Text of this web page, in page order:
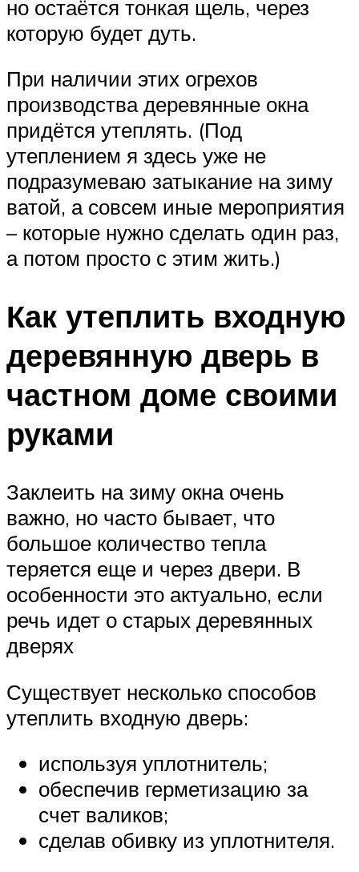
но остаётся тонкая щель, через
которую будет дуть.
При наличии этих огрехов
производства деревянные окна
придётся утеплять. (Под
утеплением я здесь уже не
подразумеваю затыкание на зиму
ватой, а совсем иные мероприятия
– которые нужно сделать один раз,
а потом просто с этим жить.)
Как утеплить входную
деревянную дверь в
частном доме своими
руками
Заклеить на зиму окна очень
важно, но часто бывает, что
большое количество тепла
теряется еще и через двери. В
особенности это актуально, если
речь идет о старых деревянных
дверях
Существует несколько способов
утеплить входную дверь:
используя уплотнитель;
обеспечив герметизацию за
счет валиков;
сделав обивку из уплотнителя.